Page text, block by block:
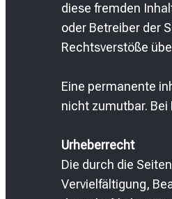
diese fremden
oder Betreiber der
Rechtsverstöße
Eine permanente
nicht zumutbar.
Urheberrecht
Die durch die
Vervielfältigung,